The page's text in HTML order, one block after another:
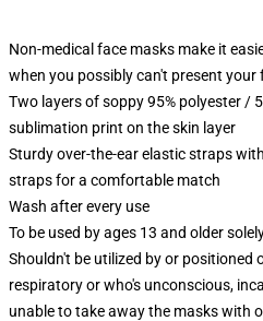
Non-medical face masks make it
when you possibly can't present your
Two layers of soppy 95% polyester /
sublimation print on the skin layer
Sturdy over-the-ear elastic straps
straps for a comfortable match
Wash after every use
To be used by ages 13 and older
Shouldn't be utilized by or positioned
respiratory or who's unconscious,
unable to take away the masks with